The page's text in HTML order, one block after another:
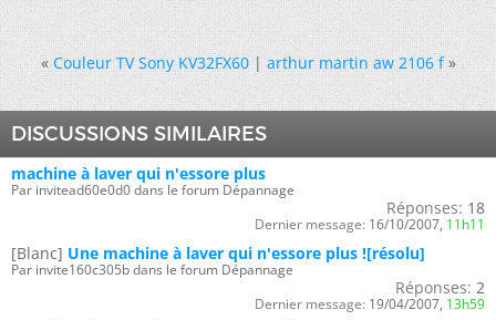
« Couleur TV Sony KV32FX60|arthur martin aw 2106 f »
DISCUSSIONS SIMILAIRES
machine à laver qui n'essore plus
Par invitead60e0d0 dans le forum Dépannage
Réponses: 18
Dernier message: 16/10/2007, 11h11
[Blanc] Une machine à laver qui n'essore plus ![résolu]
Par invite160c305b dans le forum Dépannage
Réponses: 2
Dernier message: 19/04/2007, 13h59